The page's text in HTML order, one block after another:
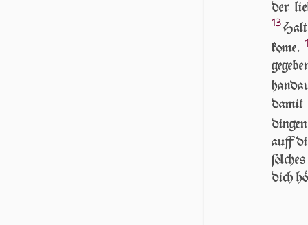
der
13Halt
kome.
damit
auff
dich